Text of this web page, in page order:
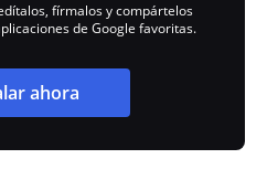
fírmalos y compártelos
de Google favoritas.
ahora